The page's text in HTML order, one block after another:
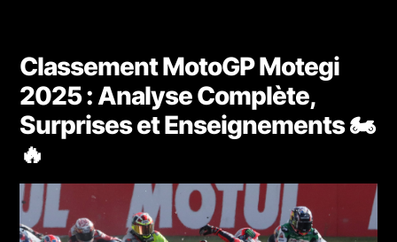
Classement MotoGP Motegi
2025 : Analyse Complète,
Surprises et Enseignements 🏍️
🔥